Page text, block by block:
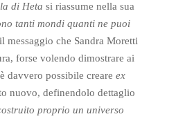
di Heta si riassume nella sua
tanti mondi quanti ne puoi
messaggio che Sandra Moretti
forse volendo dimostrare ai
davvero possibile creare ex
nuovo, definendolo dettaglio
proprio un universo